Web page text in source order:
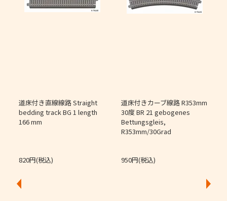
道床付き直線線路 Straight
bedding track BG 1 length
166 mm
820円(税込)
道床付きカーブ線路 R353mm
30度 BR 21 gebogenes
Bettungsgleis,
R353mm/30Grad
950円(税込)